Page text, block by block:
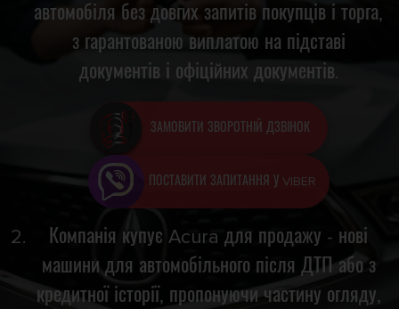
автомобіля без довгих запитів покупців і торга,
з гарантованою виплатою на підставі
документів і офіційних документів.
ЗАМОВИТИ ЗВОРОТНІЙ ДЗВІНОК
ПОСТАВИТИ ЗАПИТАННЯ У VIBER
Компанія купує Acura для продажу - нові
машини для автомобільного після ДТП або з
кредитної історії, пропонуючи частину огляду,